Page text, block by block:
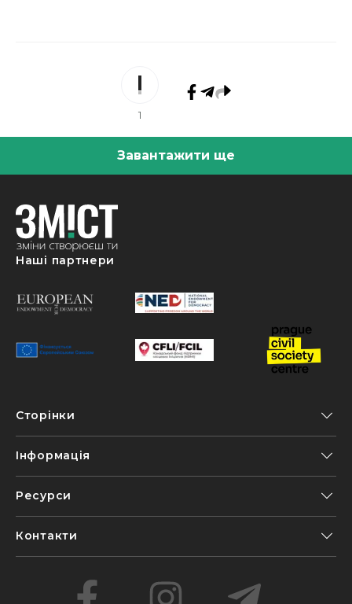
1
Завантажити ще
Наші партнери
Сторінки
Інформація
Ресурси
Контакти